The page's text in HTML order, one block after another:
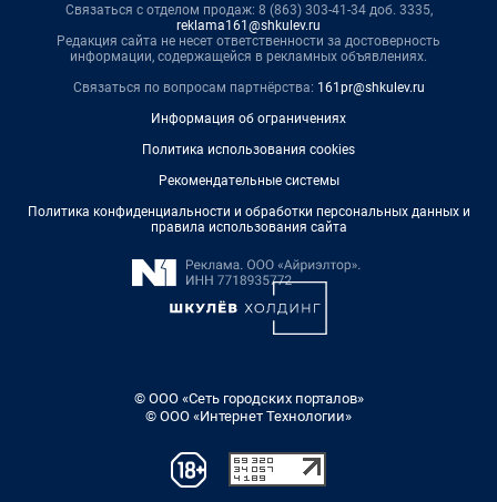
Связаться с отделом продаж: 8 (863) 303-41-34 доб. 3335,
reklama161@shkulev.ru
Редакция сайта не несет ответственности за достоверность
информации, содержащейся в рекламных объявлениях.
Связаться по вопросам партнёрства: 161pr@shkulev.ru
Информация об ограничениях
Политика использования cookies
Рекомендательные системы
Политика конфиденциальности и обработки персональных данных и
правила использования сайта
© ООО «Сеть городских порталов»
© ООО «Интернет Технологии»